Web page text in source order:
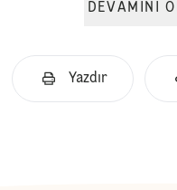
Yazdır